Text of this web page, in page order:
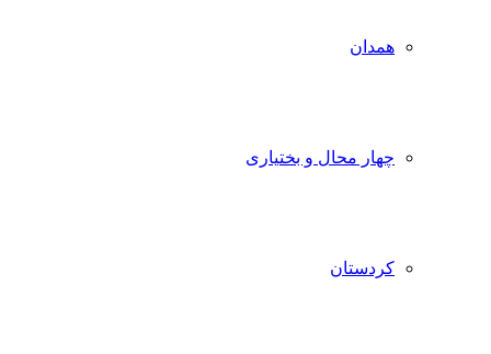
همدان
چهار محال و بختیاری
کردستان